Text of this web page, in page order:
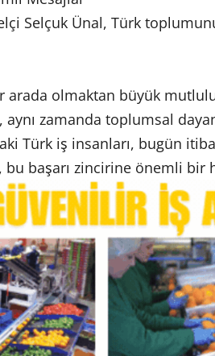
Selçuk Ünal, Türk
arada olmaktan büyük
zamanda toplumsal
Türk iş insanları, bugün
başarı zincirine önemli bir